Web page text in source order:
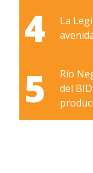
4
La
5
Río
del